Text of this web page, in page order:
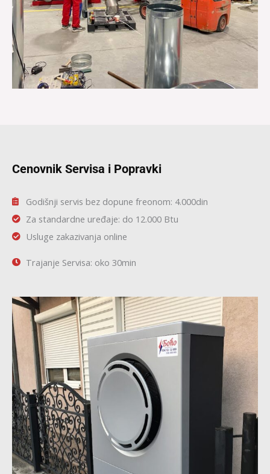
Cenovnik Servisa i Popravki
Godišnji servis bez dopune freonom: 4.000din
Za standardne uređaje: do 12.000 Btu
Usluge zakazivanja online
Trajanje Servisa: oko 30min